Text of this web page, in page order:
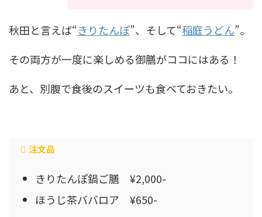
秋田と言えば“きりたんぽ”、そして“稲庭うどん”。
その両方が一度に楽しめる御膳がココにはある！
あと、別腹で食後のスイーツも食べておきたい。
注文品
きりたんぽ鍋ご膳 ¥2,000-
ほうじ茶ババロア ¥650-